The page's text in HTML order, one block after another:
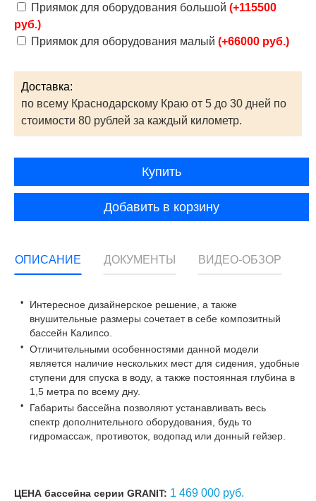
Приямок для оборудования большой (+115500
руб.)
Приямок для оборудования малый (+66000 руб.)
Доставка:
по всему Краснодарскому Краю от 5 до 30 дней по
стоимости 80 рублей за каждый километр.
Купить
Добавить в корзину
ОПИСАНИЕ ДОКУМЕНТЫ ВИДЕО-ОБЗОР
Интересное дизайнерское решение, а также
внушительные размеры сочетает в себе композитный
бассейн Калипсо.
Отличительными особенностями данной модели
является наличие нескольких мест для сидения, удобные
ступени для спуска в воду, а также постоянная глубина в
1,5 метра по всему дну.
Габариты бассейна позволяют устанавливать весь
спектр дополнительного оборудования, будь то
гидромассаж, противоток, водопад или донный гейзер.
ЦЕНА бассейна серии GRANIT: 1 469 000 руб.